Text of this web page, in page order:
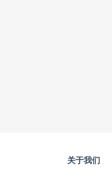
关于我们